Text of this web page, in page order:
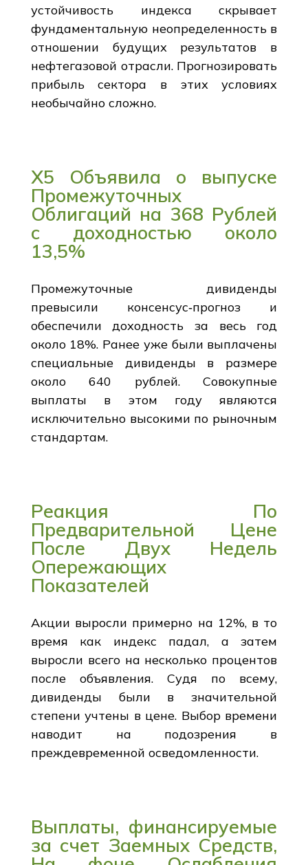
устойчивость индекса скрывает
фундаментальную неопределенность в
отношении будущих результатов в
нефтегазовой отрасли. Прогнозировать
прибыль сектора в этих условиях
необычайно сложно.
X5 Объявила о выпуске
Промежуточных
Облигаций на 368 Рублей
с доходностью около
13,5%
Промежуточные дивиденды
превысили консенсус‑прогноз и
обеспечили доходность за весь год
около 18%. Ранее уже были выплачены
специальные дивиденды в размере
около 640 рублей. Совокупные
выплаты в этом году являются
исключительно высокими по рыночным
стандартам.
Реакция По
Предварительной Цене
После Двух Недель
Опережающих
Показателей
Акции выросли примерно на 12%, в то
время как индекс падал, а затем
выросли всего на несколько процентов
после объявления. Судя по всему,
дивиденды были в значительной
степени учтены в цене. Выбор времени
наводит на подозрения в
преждевременной осведомленности.
Выплаты, финансируемые
за счет Заемных Средств,